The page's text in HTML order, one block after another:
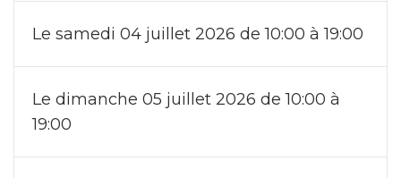
Le samedi 04 juillet 2026 de 10:00 à 19:00
Le dimanche 05 juillet 2026 de 10:00 à
19:00